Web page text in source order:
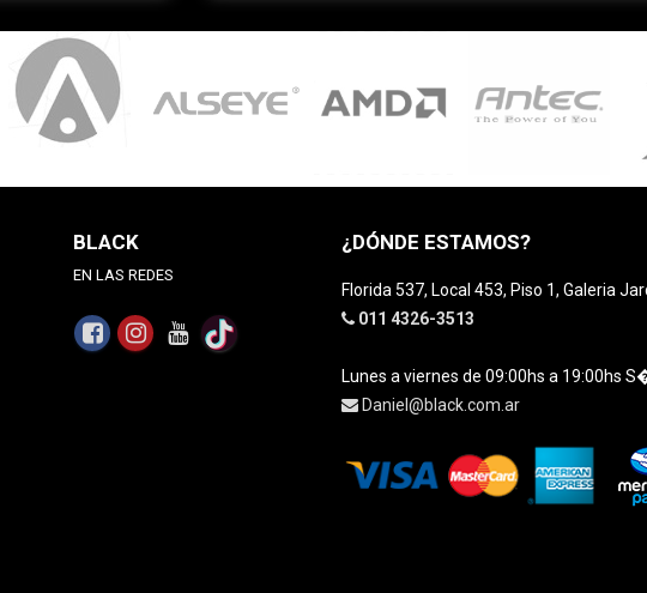
BLACK
EN LAS REDES
¿DÓNDE ESTAMOS?
Florida 537, Local 453, Piso 1, Galeria
011 4326-3513
Lunes a viernes de 09:00hs a 19:00hs
Daniel@black.com.ar